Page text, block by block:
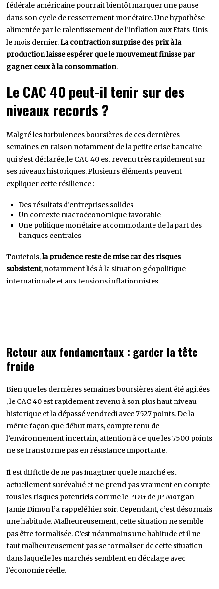
fédérale américaine pourrait bientôt marquer une pause
dans son cycle de resserrement monétaire. Une hypothèse
alimentée par le ralentissement de l’inflation aux Etats-Unis
le mois dernier.La contraction surprise des prix à la
production laisse espérer que le mouvement finisse par
gagner ceux à la consommation.
Le CAC 40 peut-il tenir sur des
niveaux records ?
Malgré les turbulences boursières de ces dernières
semaines en raison notamment de la petite crise bancaire
qui s’est déclarée, le CAC 40 est revenu très rapidement sur
ses niveaux historiques. Plusieurs éléments peuvent
expliquer cette résilience :
Des résultats d’entreprises solides
Un contexte macroéconomique favorable
Une politique monétaire accommodante de la part des
banques centrales
Toutefois,la prudence reste de mise car des risques
subsistent, notamment liés à la situation géopolitique
internationale et aux tensions inflationnistes.
Retour aux fondamentaux : garder la tête
froide
Bien que les dernières semaines boursières aient été agitées
, le CAC 40 est rapidement revenu à son plus haut niveau
historique et la dépassé vendredi avec 7527 points. De la
même façon que début mars, compte tenu de
l’environnement incertain, attention à ce que les 7500 points
ne se transforme pas en résistance importante.
Il est difficile de ne pas imaginer que le marché est
actuellement surévalué et ne prend pas vraiment en compte
tous les risques potentiels comme le PDG de JP Morgan
Jamie Dimon l’a rappelé hier soir. Cependant, c’est désormais
une habitude. Malheureusement, cette situation ne semble
pas être formalisée. C’est néanmoins une habitude et il ne
faut malheureusement pas se formaliser de cette situation
dans laquelle les marchés semblent en décalage avec
l’économie réelle.